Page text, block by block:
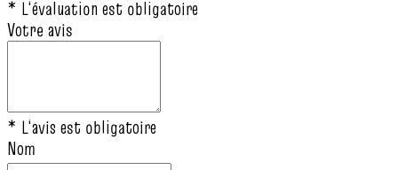
* L‘évaluation est obligatoire
Votre avis
* L‘avis est obligatoire
Nom